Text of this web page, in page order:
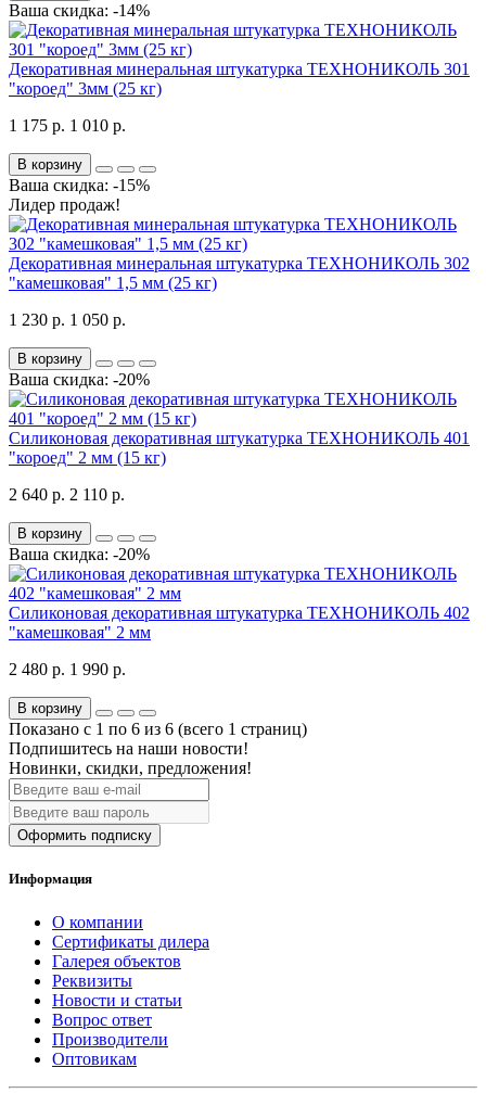
Ваша скидка: -14%
Декоративная минеральная штукатурка ТЕХНОНИКОЛЬ 301
"короед" 3мм (25 кг)
1 175 р. 1 010 р.
В корзину
Ваша скидка: -15%
Лидер продаж!
Декоративная минеральная штукатурка ТЕХНОНИКОЛЬ 302
"камешковая" 1,5 мм (25 кг)
1 230 р. 1 050 р.
В корзину
Ваша скидка: -20%
Силиконовая декоративная штукатурка ТЕХНОНИКОЛЬ 401
"короед" 2 мм (15 кг)
2 640 р. 2 110 р.
В корзину
Ваша скидка: -20%
Силиконовая декоративная штукатурка ТЕХНОНИКОЛЬ 402
"камешковая" 2 мм
2 480 р. 1 990 р.
В корзину
Показано с 1 по 6 из 6 (всего 1 страниц)
Подпишитесь на наши новости!
Новинки, скидки, предложения!
Оформить подписку
Информация
О компании
Сертификаты дилера
Галерея объектов
Реквизиты
Новости и статьи
Вопрос ответ
Производители
Оптовикам